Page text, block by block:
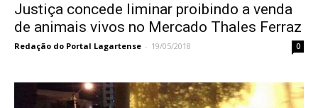
Justiça concede liminar proibindo a venda
de animais vivos no Mercado Thales Ferraz
Redação do Portal Lagartense - 19/05/2018 0